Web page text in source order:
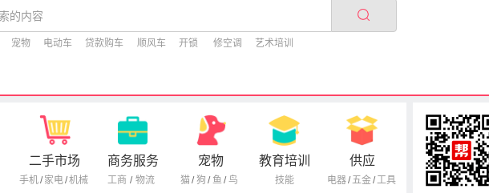
宠物 电动车 贷款购车 顺风车 开锁 修空调 艺术培训
二手市场
手机/ 家电/机械
商务服务
工商 / 物流
宠物
猫/ 狗 / 鱼 / 鸟
教育培训
技能
供应
电器/五金/工具